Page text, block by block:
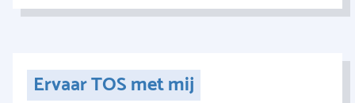
Ervaar TOS met mij